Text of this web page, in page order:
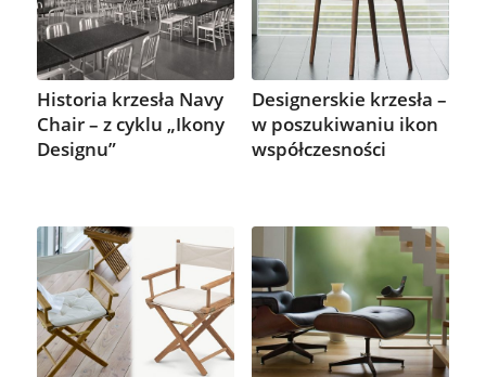
Historia krzesła Navy
Chair – z cyklu „Ikony
Designu”
Designerskie krzesła –
w poszukiwaniu ikon
współczesności